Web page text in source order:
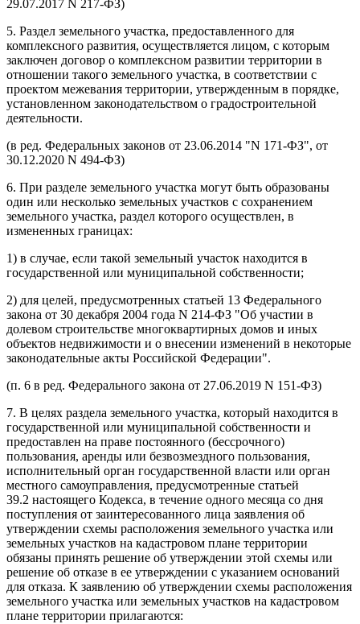
29.07.2017 N 217-ФЗ)
5. Раздел земельного участка, предоставленного для
комплексного развития, осуществляется лицом, с которым
заключен договор о комплексном развитии территории в
отношении такого земельного участка, в соответствии с
проектом межевания территории, утвержденным в порядке,
установленном законодательством о градостроительной
деятельности.
(в ред. Федеральных законов от 23.06.2014
N 171-ФЗ , от
30.12.2020 N 494-ФЗ)
6. При разделе земельного участка могут быть образованы
один или несколько земельных участков с сохранением
земельного участка, раздел которого осуществлен, в
измененных границах:
1) в случае, если такой земельный участок находится в
государственной или муниципальной собственности;
2) для целей, предусмотренных статьей 13 Федерального
закона от 30 декабря 2004 года N 214-ФЗ "Об участии в
долевом строительстве многоквартирных домов и иных
объектов недвижимости и о внесении изменений в некоторые
законодательные акты Российской Федерации".
(п. 6 в ред. Федерального закона от 27.06.2019 N 151-ФЗ)
7. В целях раздела земельного участка, который находится в
государственной или муниципальной собственности и
предоставлен на праве постоянного (бессрочного)
пользования, аренды или безвозмездного пользования,
исполнительный орган государственной власти или орган
местного самоуправления, предусмотренные статьей
39.2 настоящего Кодекса, в течение одного месяца со дня
поступления от заинтересованного лица заявления об
утверждении схемы расположения земельного участка или
земельных участков на кадастровом плане территории
обязаны принять решение об утверждении этой схемы или
решение об отказе в ее утверждении с указанием оснований
для отказа. К заявлению об утверждении схемы расположения
земельного участка или земельных участков на кадастровом
плане территории прилагаются: